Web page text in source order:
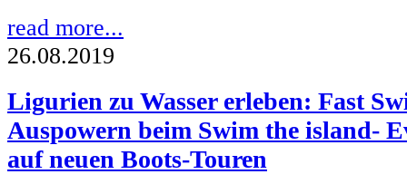
read more...
26.08.2019
Ligurien zu Wasser erleben: Fast
Auspowern beim Swim the island-
auf neuen Boots-Touren